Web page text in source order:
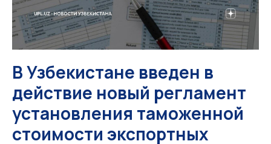
В Узбекистане введен в
действие новый регламент
установления таможенной
стоимости экспортных